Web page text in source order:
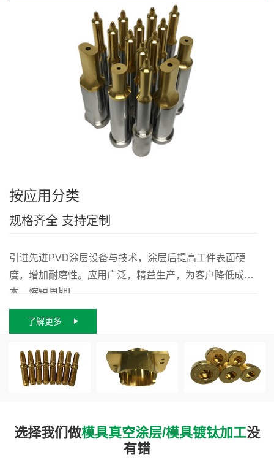
按应用分类
规格齐全 支持定制
引进先进PVD涂层设备与技术，涂层后提高工件表面硬
度，增加耐磨性。应用广泛，精益生产，为客户降低成
本，缩短周期!
了解更多
选择我们做模具真空涂层/模具镀钛加工没
有错